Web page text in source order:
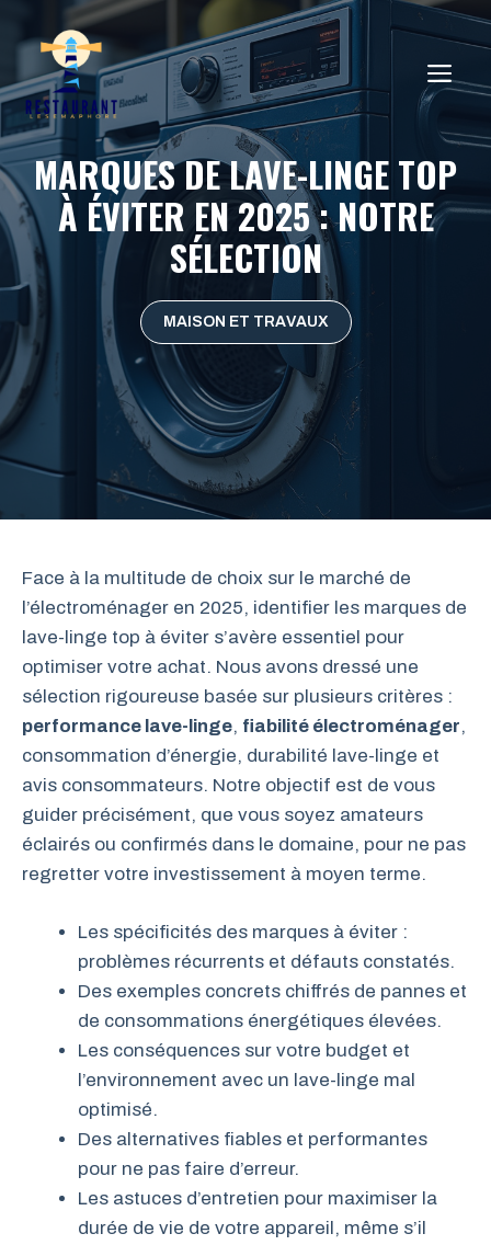
au
contenu
MARQUES DE LAVE-LINGE TOP
À ÉVITER EN 2025 : NOTRE
SÉLECTION
MAISON ET TRAVAUX
Face à la multitude de choix sur le marché de
l’électroménager en 2025, identifier les marques de
lave-linge top à éviter s’avère essentiel pour
optimiser votre achat. Nous avons dressé une
sélection rigoureuse basée sur plusieurs critères :
performance lave-linge, fiabilité électroménager,
consommation d’énergie, durabilité lave-linge et
avis consommateurs. Notre objectif est de vous
guider précisément, que vous soyez amateurs
éclairés ou confirmés dans le domaine, pour ne pas
regretter votre investissement à moyen terme.
Les spécificités des marques à éviter :
problèmes récurrents et défauts constatés.
Des exemples concrets chiffrés de pannes et
de consommations énergétiques élevées.
Les conséquences sur votre budget et
l’environnement avec un lave-linge mal
optimisé.
Des alternatives fiables et performantes
pour ne pas faire d’erreur.
Les astuces d’entretien pour maximiser la
durée de vie de votre appareil, même s’il